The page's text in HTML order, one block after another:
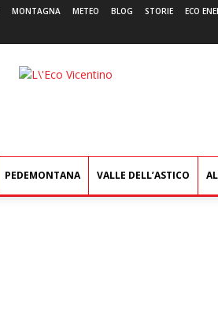
MONTAGNA METEO BLOG STORIE ECO
L'Eco
PEDEMONTANA VALLE DELL’ASTICO